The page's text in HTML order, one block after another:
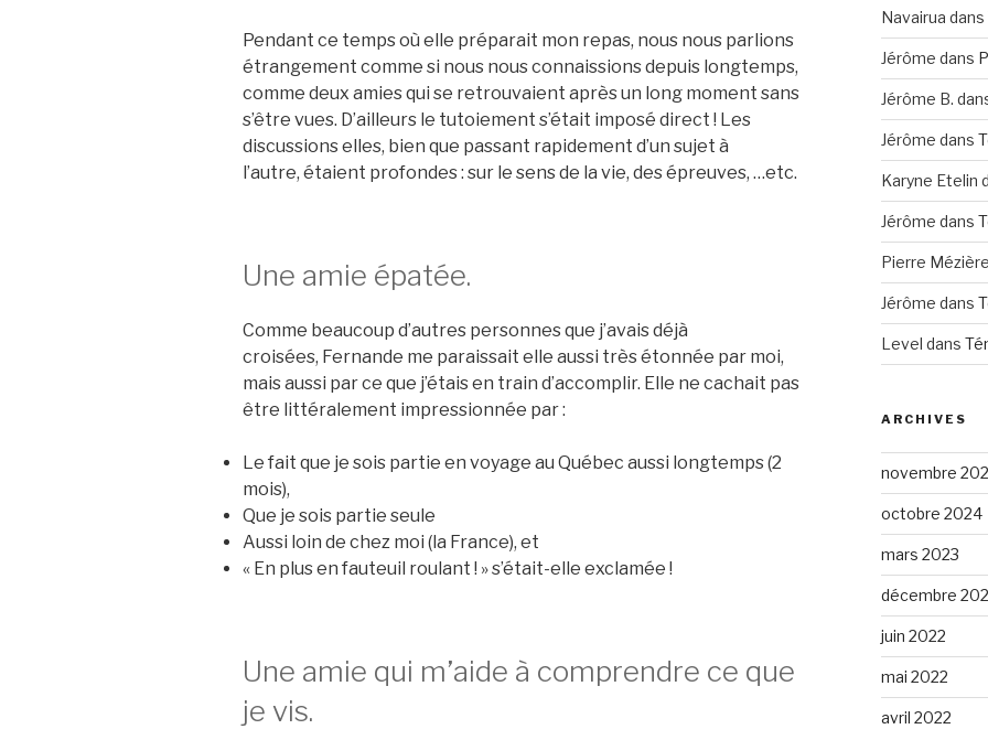
Pendant ce temps où elle préparait mon repas, nous nous parlions
étrangement comme si nous nous connaissions depuis longtemps,
comme deux amies qui se retrouvaient après un long moment sans
s’être vues. D’ailleurs le tutoiement s’était imposé direct ! Les
discussions elles, bien que passant rapidement d’un sujet à
l’autre, étaient profondes : sur le sens de la vie, des épreuves, …etc.
Une amie épatée.
Comme beaucoup d’autres personnes que j’avais déjà
croisées, Fernande me paraissait elle aussi très étonnée par moi,
mais aussi par ce que j’étais en train d’accomplir. Elle ne cachait pas
être littéralement impressionnée par :
Le fait que je sois partie en voyage au Québec aussi longtemps (2
mois),
Que je sois partie seule
Aussi loin de chez moi (la France), et
« En plus en fauteuil roulant ! » s’était-elle exclamée !
Une amie qui m’aide à comprendre ce que
je vis.
Navairua dans
Jérôme dans
Jérôme B.
Jérôme dans
Karyne Etelin
Jérôme dans
Pierre
Jérôme dans
Level dans
ARCHIVES
novembre
octobre 2024
mars 2023
décembre
juin 2022
mai 2022
avril 2022